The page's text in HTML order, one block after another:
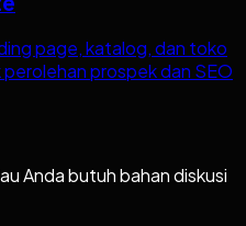
page, katalog, dan toko
prospek dan SEO
Anda butuh bahan diskusi